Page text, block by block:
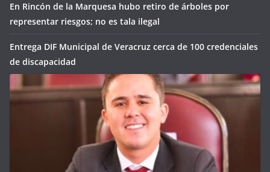
En Rincón de la Marquesa hubo retiro de árboles por
representar riesgos; no es tala ilegal
Entrega DIF Municipal de Veracruz cerca de 100 credenciales
de discapacidad